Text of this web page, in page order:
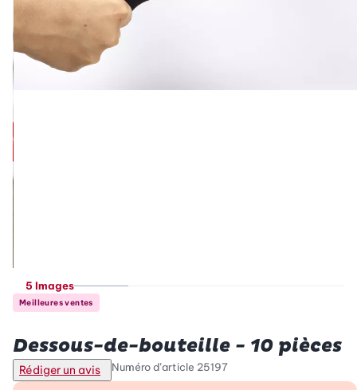
5 Images
Meilleures ventes
Dessous-de-bouteille - 10 pièces
Rédiger un avis Numéro d’article 25197